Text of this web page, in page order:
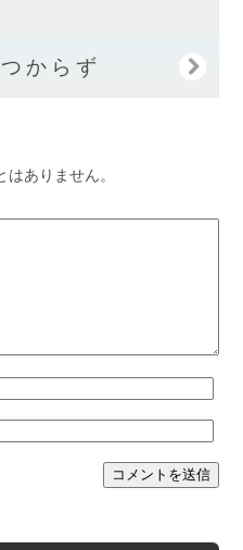
からず
ありません。